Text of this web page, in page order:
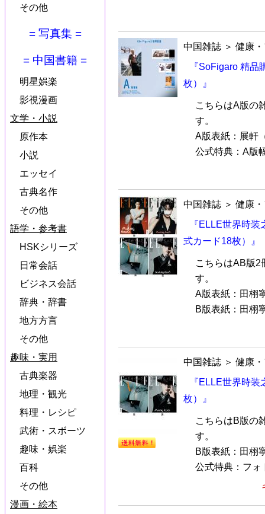
その他
= 写真集 =
= 中国書籍 =
明星娯楽
影視漫画
文学・小説
原作本
小説
エッセイ
古典名作
その他
語学・参考書
HSKシリーズ
日常会話
ビジネス会話
辞典・辞書
地方方言
その他
趣味・実用
古典楽器
地理・観光
料理・レシピ
武術・スボーツ
趣味・娯楽
百科
その他
漫画・絵本
中国雑誌 ＞ 健康
『SoFigaro 精
枚）』
こちらはA版の
す。
A版表紙：展軒
公式特典：A版
中国雑誌 ＞ 健康
『ELLE世界時
式カード18枚）』
こちらはAB版2
す。
A版表紙：田栩
B版表紙：田栩
中国雑誌 ＞ 健康
『ELLE世界時
枚）』
こちらはB版の
す。
B版表紙：田栩
公式特典：フォ